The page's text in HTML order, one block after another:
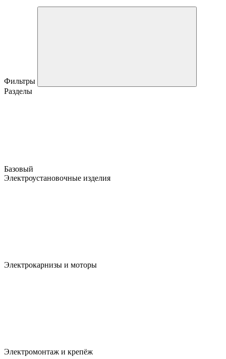
Фильтры
Разделы
Базовый
Электроустановочные изделия
Электрокарнизы и моторы
Электромонтаж и крепёж